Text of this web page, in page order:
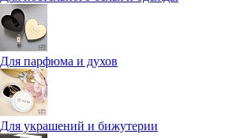
Для парфюма и духов
Для украшений и бижутерии